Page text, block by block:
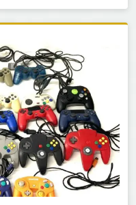
用する定番機種は
ます。
プチャーボードが
下がることがありま
作性や快適性を向上
トローラー・ゲーミ